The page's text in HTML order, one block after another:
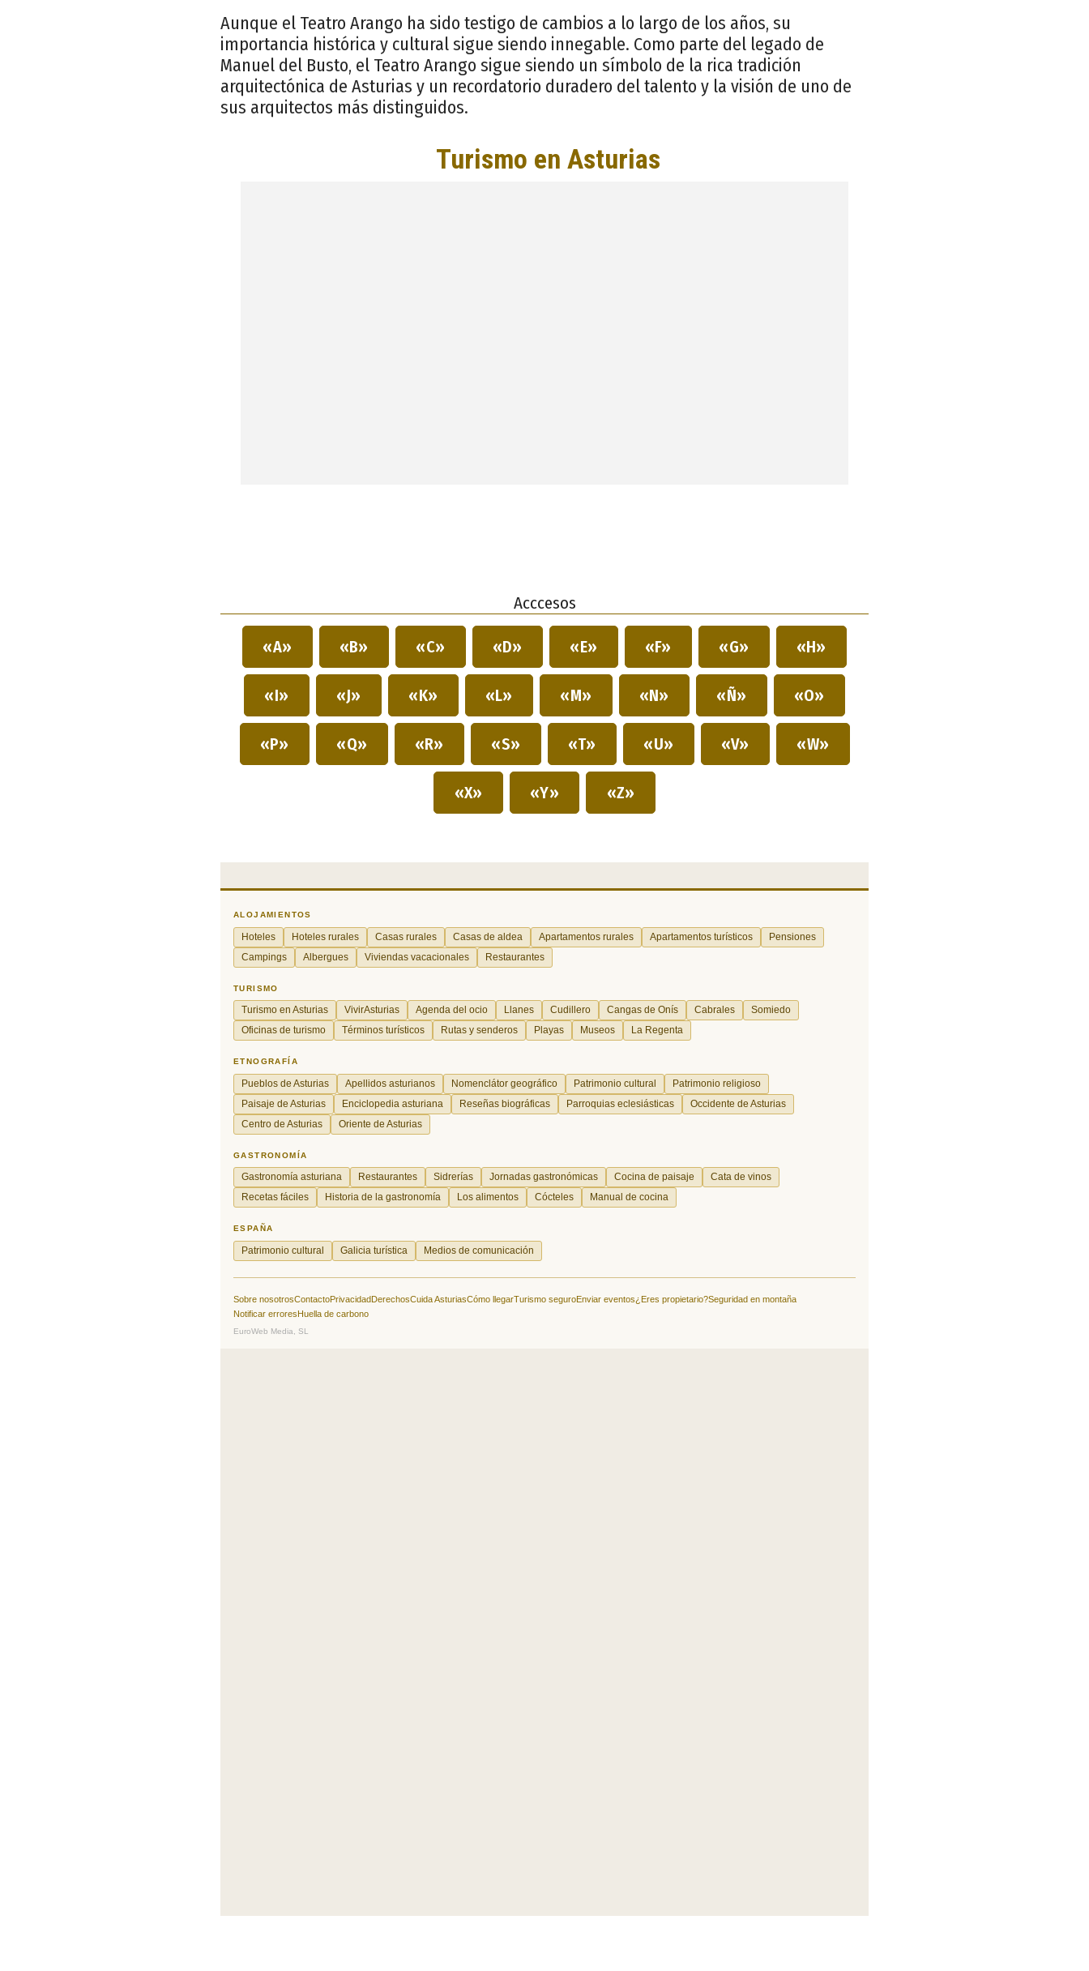
Aunque el Teatro Arango ha sido testigo de cambios a lo largo de los años, su
importancia histórica y cultural sigue siendo innegable. Como parte del legado de
Manuel del Busto, el Teatro Arango sigue siendo un símbolo de la rica tradición
arquitectónica de Asturias y un recordatorio duradero del talento y la visión de uno de
sus arquitectos más distinguidos.
Acccesos
«A» «B» «C» «D» «E» «F» «G» «H»
«I» «J» «K» «L» «M» «N» «Ñ» «O»
«P» «Q» «R» «S» «T» «U» «V» «W»
«X» «Y» «Z»